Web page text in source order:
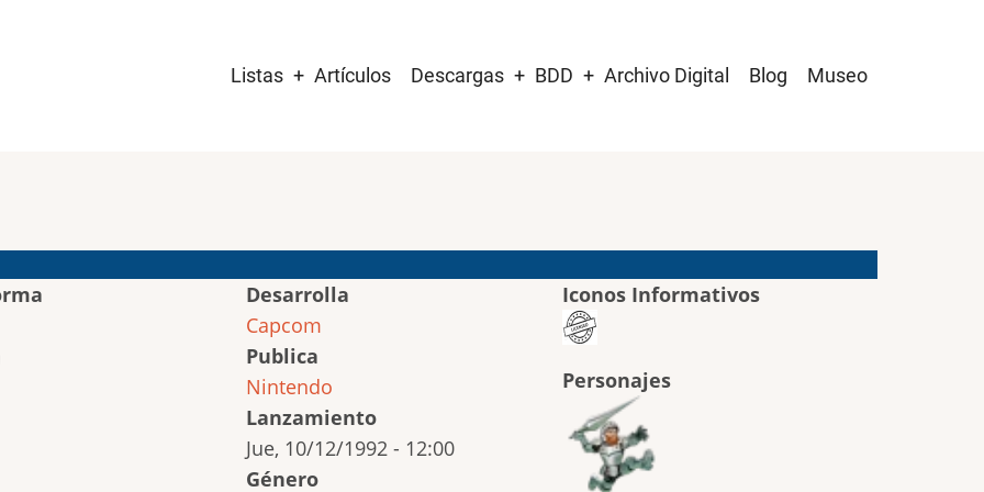
navigation
Listas Artículos Descargas BDD Archivo Digital Blog Museo
Desarrolla
Capcom
Publica
Nintendo
Lanzamiento
Jue, 10/12/1992 - 12:00
Género
Iconos Informativos
Personajes